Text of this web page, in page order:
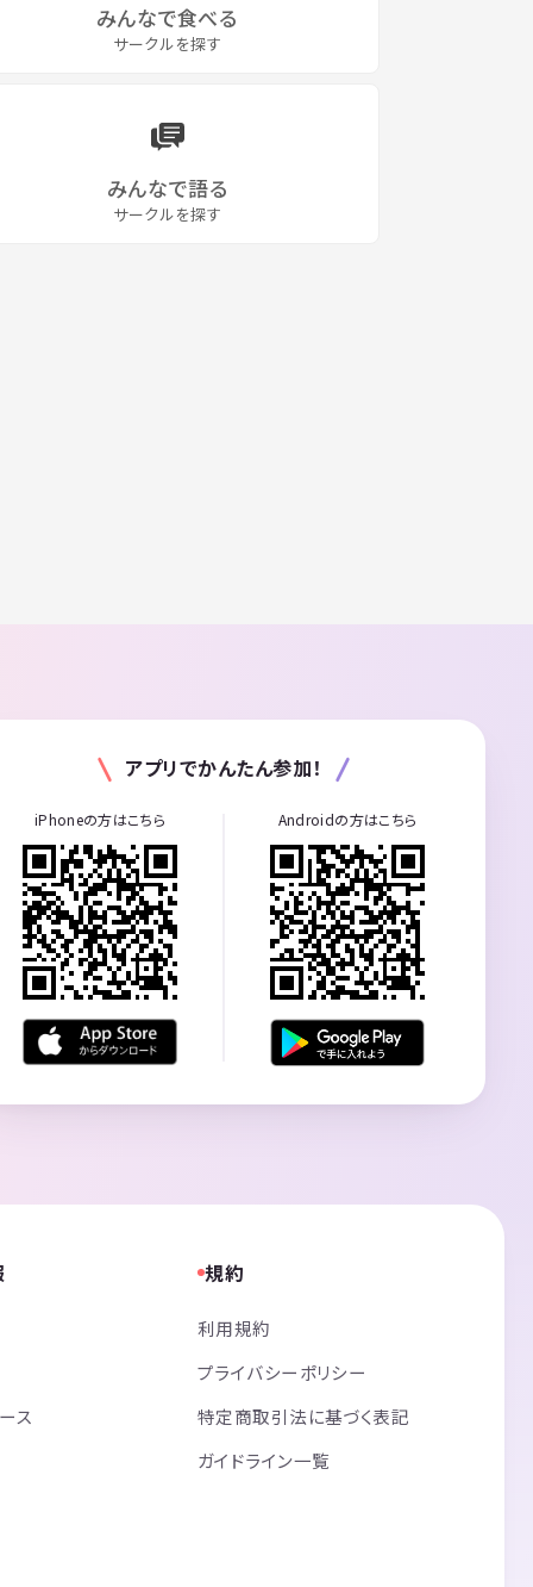
みんなで食べる
サークルを探す
みんなで語る
サークルを探す
アプリでかんたん参加！
iPhoneの方はこちら Androidの方はこちら
ス
規約
利用規約
プライバシーポリシー
特定商取引法に基づく表記
ガイドライン一覧